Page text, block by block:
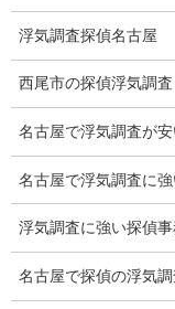
調査員の人数（
調査プランのご
慰謝料の相場
離婚手続
探偵社の要点
有責配偶者から
浮気調査探偵名古屋
西尾市の探偵浮気調査
名古屋で浮気調査が
名古屋で浮気調査に
浮気調査に強い探偵
名古屋で探偵の浮気